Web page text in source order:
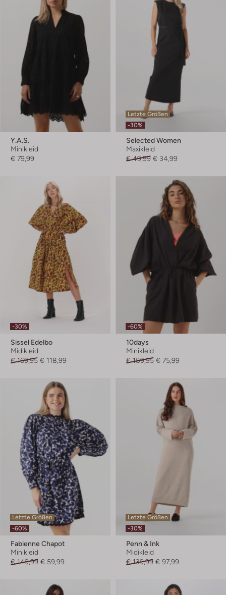
Y.a.s.
Minikleid
€ 79,99
Letzte Größen
-30%
Selected Women
Maxikleid
€ 49,99 € 34,99
-30%
Sissel Edelbo
Midikleid
€ 169,95 € 118,99
-60%
10days
Minikleid
€ 189,95 € 75,99
Letzte Größen
-60%
Fabienne Chapot
Minikleid
€ 149,99 € 59,99
Letzte Größen
-30%
Penn & Ink
Midikleid
€ 139,99 € 97,99